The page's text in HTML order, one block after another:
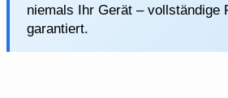
niemals Ihr Gerät – vollständige
garantiert.